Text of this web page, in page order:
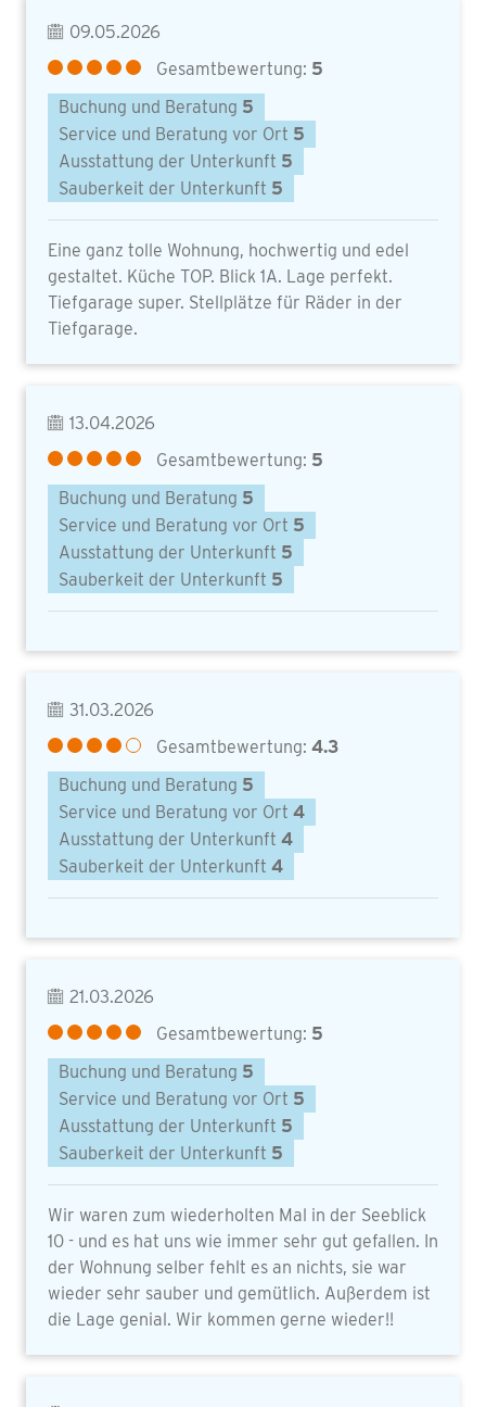
09.05.2026
Gesamtbewertung: 5
Buchung und Beratung 5
Service und Beratung vor Ort 5
Ausstattung der Unterkunft 5
Sauberkeit der Unterkunft 5
Eine ganz tolle Wohnung, hochwertig und edel
gestaltet. Küche TOP. Blick 1A. Lage perfekt.
Tiefgarage super. Stellplätze für Räder in der
Tiefgarage.
13.04.2026
Gesamtbewertung: 5
Buchung und Beratung 5
Service und Beratung vor Ort 5
Ausstattung der Unterkunft 5
Sauberkeit der Unterkunft 5
31.03.2026
Gesamtbewertung: 4.3
Buchung und Beratung 5
Service und Beratung vor Ort 4
Ausstattung der Unterkunft 4
Sauberkeit der Unterkunft 4
21.03.2026
Gesamtbewertung: 5
Buchung und Beratung 5
Service und Beratung vor Ort 5
Ausstattung der Unterkunft 5
Sauberkeit der Unterkunft 5
Wir waren zum wiederholten Mal in der Seeblick
10 - und es hat uns wie immer sehr gut gefallen. In
der Wohnung selber fehlt es an nichts, sie war
wieder sehr sauber und gemütlich. Außerdem ist
die Lage genial. Wir kommen gerne wieder!!